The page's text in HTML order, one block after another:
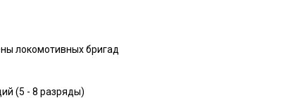
локомотивных бригад
(5 - 8 разряды)